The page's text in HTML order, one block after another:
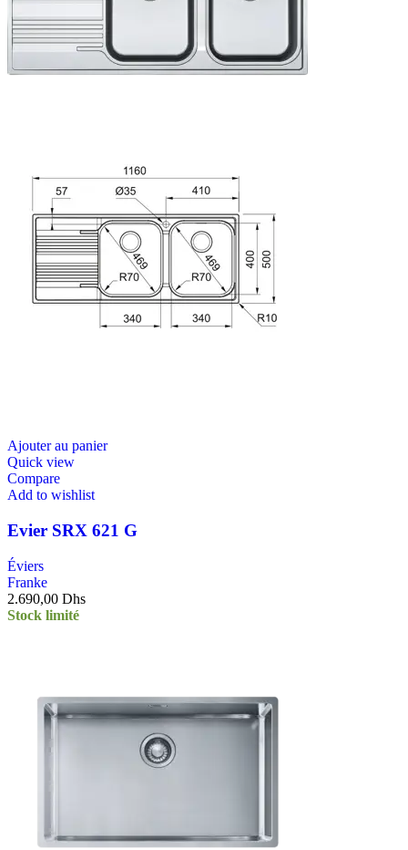
Ajouter au panier
Quick view
Compare
Add to wishlist
Evier SRX 621 G
Éviers
Franke
2.690,00 Dhs
Stock limité